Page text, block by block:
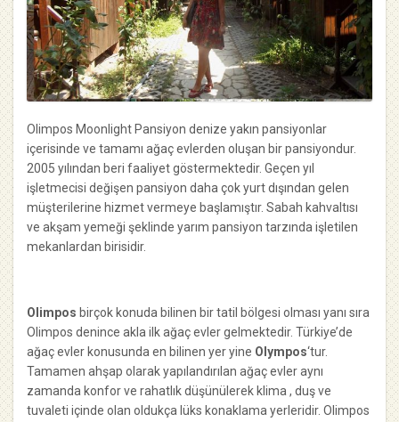
Olimpos Moonlight Pansiyon denize yakın pansiyonlar
içerisinde ve tamamı ağaç evlerden oluşan bir pansiyondur.
2005 yılından beri faaliyet göstermektedir. Geçen yıl
işletmecisi değişen pansiyon daha çok yurt dışından gelen
müşterilerine hizmet vermeye başlamıştır. Sabah kahvaltısı
ve akşam yemeği şeklinde yarım pansiyon tarzında işletilen
mekanlardan birisidir.
Olimpos birçok konuda bilinen bir tatil bölgesi olması yanı sıra
Olimpos denince akla ilk ağaç evler gelmektedir. Türkiye’de
ağaç evler konusunda en bilinen yer yine Olympos‘tur.
Tamamen ahşap olarak yapılandırılan ağaç evler aynı
zamanda konfor ve rahatlık düşünülerek klima , duş ve
tuvaleti içinde olan oldukça lüks konaklama yerleridir. Olimpos